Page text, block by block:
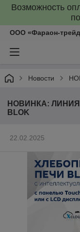
Возможность
ООО «Фараон-
Новости
НОВИНКА:
BLOK
22.02.2025